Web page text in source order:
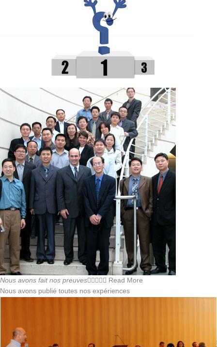
Nous avons fait nos preuves     Read More
Nous avons publié toutes nos expériences